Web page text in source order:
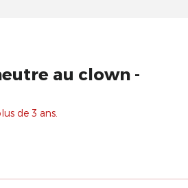
au clown -
de 3 ans.